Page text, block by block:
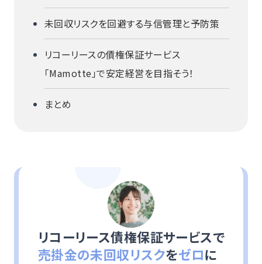
未回収リスクを回避する与信管理と予防策
リコーリースの債権保証サービス
「Mamotte」で安定経営を目指そう！
まとめ
リコーリース債権保証サービスで
売掛金の未回収リスクをゼロに